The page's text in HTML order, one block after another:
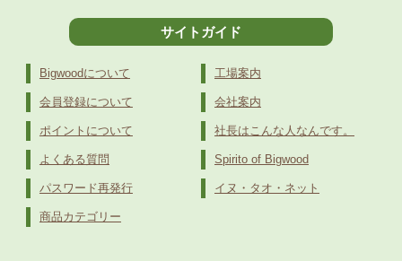
サイトガイド
Bigwoodについて
会員登録について
ポイントについて
よくある質問
パスワード再発行
商品カテゴリー
工場案内
会社案内
社長はこんな人なんです。
Spirito of Bigwood
イヌ・タオ・ネット